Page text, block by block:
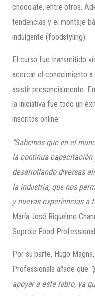
chocolate, entre otros.
tendencias y el montaje
indulgente (foodstyling).
El curso fue transmitido
acercar el conocimiento a
asistir presencialmente.
la iniciativa fue todo un
inscritos online.
“Sabemos que en el
la continua capacitación
desarrollando diversas
la industria, que nos
y nuevas experiencias a
María José Riquelme
Soprole Food
Por su parte, Hugo
Professionals añade que
apoyar a este rubro, ya